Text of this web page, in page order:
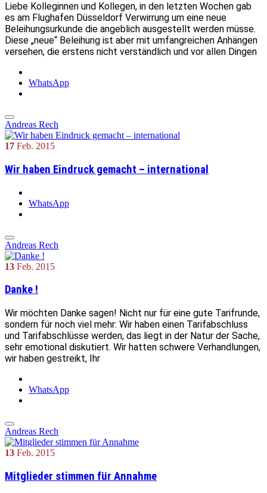
Liebe Kolleginnen und Kollegen, in den letzten Wochen gab
es am Flughafen Düsseldorf Verwirrung um eine neue
Beleihungsurkunde die angeblich ausgestellt werden müsse.
Diese „neue“ Beleihung ist aber mit umfangreichen Anhängen
versehen, die erstens nicht verständlich und vor allen Dingen
WhatsApp
Andreas Rech
17 Feb. 2015
Wir haben Eindruck gemacht – international
WhatsApp
Andreas Rech
13 Feb. 2015
Danke !
Wir möchten Danke sagen! Nicht nur für eine gute Tarifrunde,
sondern für noch viel mehr: Wir haben einen Tarifabschluss
und Tarifabschlüsse werden, das liegt in der Natur der Sache,
sehr emotional diskutiert. Wir hatten schwere Verhandlungen,
wir haben gestreikt, Ihr
WhatsApp
Andreas Rech
13 Feb. 2015
Mitglieder stimmen für Annahme